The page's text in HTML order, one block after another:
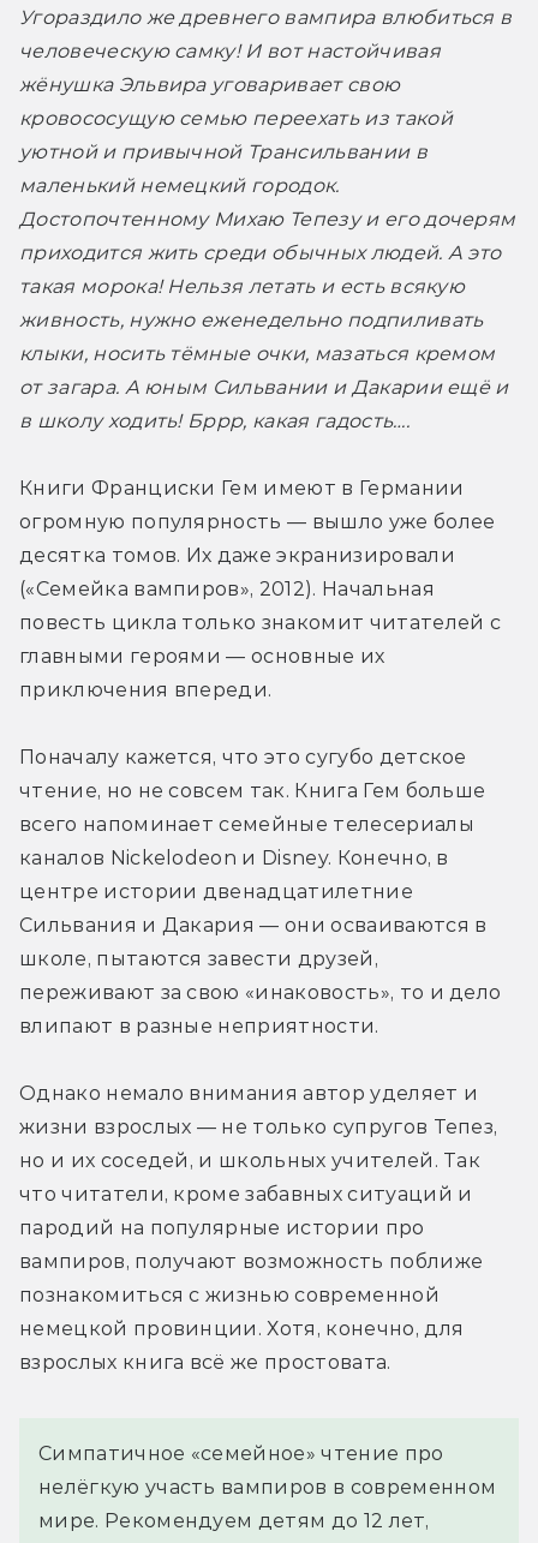
Угораздило же древнего вампира влюбиться в
человеческую самку! И вот настойчивая
жёнушка Эльвира уговаривает свою
кровососущую семью переехать из такой
уютной и привычной Трансильвании в
маленький немецкий городок.
Достопочтенному Михаю Тепезу и его дочерям
приходится жить среди обычных людей. А это
такая морока! Нельзя летать и есть всякую
живность, нужно еженедельно подпиливать
клыки, носить тёмные очки, мазаться кремом
от загара. А юным Сильвании и Дакарии ещё и
в школу ходить! Бррр, какая гадость….
Книги Франциски Гем имеют в Германии
огромную популярность — вышло уже более
десятка томов. Их даже экранизировали
(«Семейка вампиров», 2012). Начальная
повесть цикла только знакомит читателей с
главными героями — основные их
приключения впереди.
Поначалу кажется, что это сугубо детское
чтение, но не совсем так. Книга Гем больше
всего напоминает семейные телесериалы
каналов Nickelodeon и Disney. Конечно, в
центре истории двенадцатилетние
Сильвания и Дакария — они осваиваются в
школе, пытаются завести друзей,
переживают за свою «инаковость», то и дело
влипают в разные неприятности.
Однако немало внимания автор уделяет и
жизни взрослых — не только супругов Тепез,
но и их соседей, и школьных учителей. Так
что читатели, кроме забавных ситуаций и
пародий на популярные истории про
вампиров, получают возможность поближе
познакомиться с жизнью современной
немецкой провинции. Хотя, конечно, для
взрослых книга всё же простовата.
Симпатичное «семейное» чтение про
нелёгкую участь вампиров в современном
мире. Рекомендуем детям до 12 лет,